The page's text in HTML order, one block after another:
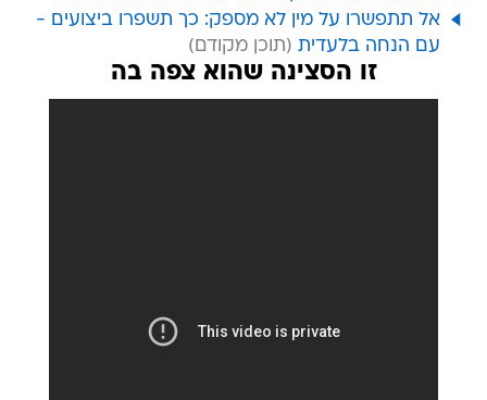
אל תתפשרו על מין לא מספק: כך תשפרו ביצועים -
עם הנחה בלעדית
זו הסצינה שהוא צפה בה